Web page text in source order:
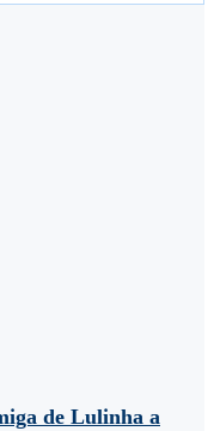
de Lulinha a